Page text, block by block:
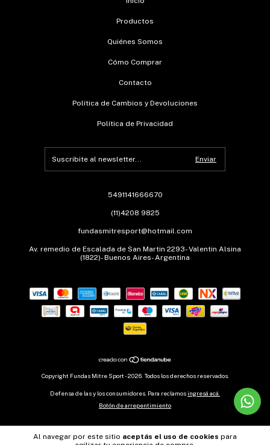
Al navegar por este sitio aceptás el uso de cookies para
Productos
Quiénes Somos
Cómo Comprar
Contacto
Política de Cambios y Devoluciones
Política de Privacidad
5491141666670
(11)4208 9825
fundasmitresport@hotmail.com
Av. remedio de Escalada de San Martin 2293- Valentin Alsina
(1822)- Buenos Aires- Argentina
Copyright Fundas Mitre Sport - 2026. Todos los derechos reservados.
Defensa de las y los consumidores. Para reclamos ingresá acá.
Botón de arrepentimiento